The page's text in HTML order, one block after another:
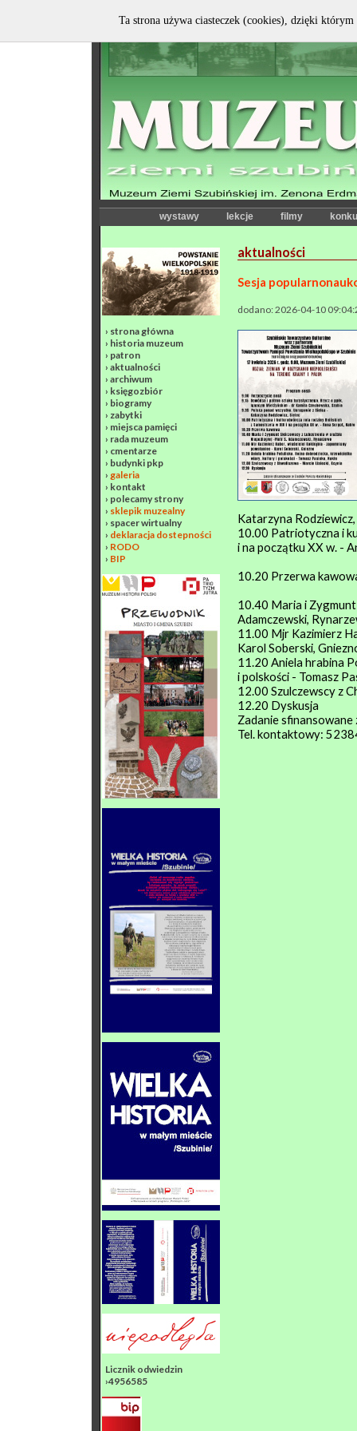
wystawy lekcje filmy
› strona główna
› historia muzeum
› patron
› aktualności
› archiwum
› księgozbiór
› biogramy
› zabytki
› miejsca pamięci
› rada muzeum
› cmentarze
› budynki pkp
› galeria
› kontakt
› polecamy strony
› sklepik muzealny
› spacer wirtualny
› deklaracja dostepności
› RODO
› BIP
Licznik odwiedzin
›4956585
aktualności
Sesja
dodano: 2026-04-10
Katarzyna Rodziewicz,
10.00 Patriotyczna i
i na początku XX w. -
10.20 Przerwa
10.40 Maria i
Adamczewski,
11.00 Mjr Kazimierz
Karol Soberski,
11.20 Aniela hrabina
i polskości - Tomasz
12.00 Szulczewscy z
12.20 Dyskusja
Zadanie
Tel. kontaktowy:
Ta strona używa ciasteczek (cookies), dzięki